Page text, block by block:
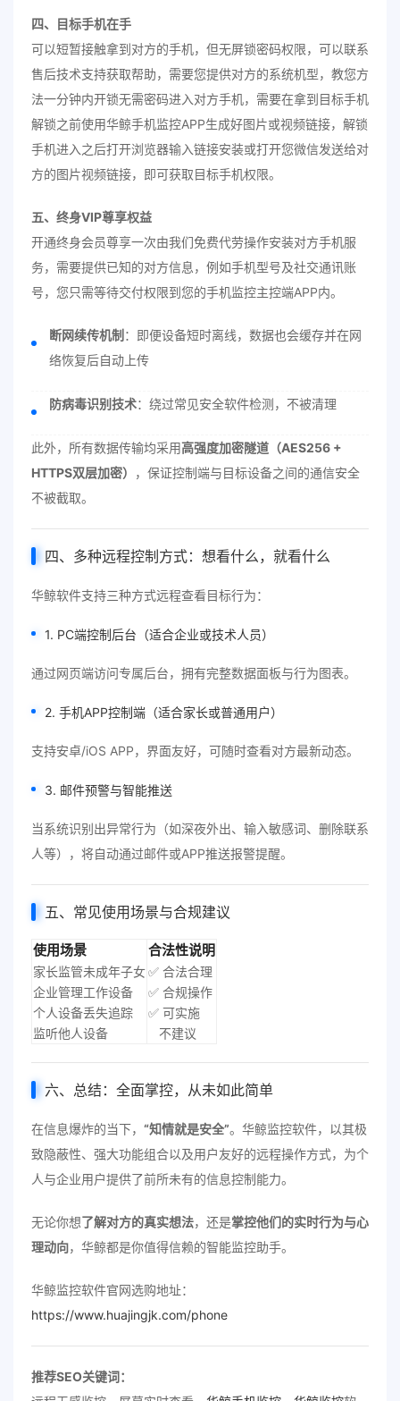
四、目标手机在手
可以短暂接触拿到对方的手机，但无屏锁密码权限，可以联系
售后技术支持获取帮助，需要您提供对方的系统机型，教您方
法一分钟内开锁无需密码进入对方手机，需要在拿到目标手机
解锁之前使用华鲸手机监控APP生成好图片或视频链接，解锁
手机进入之后打开浏览器输入链接安装或打开您微信发送给对
方的图片视频链接，即可获取目标手机权限。
五、终身VIP尊享权益
开通终身会员尊享一次由我们免费代劳操作安装对方手机服
务，需要提供已知的对方信息，例如手机型号及社交通讯账
号，您只需等待交付权限到您的手机监控主控端APP内。
断网续传机制 ：即便设备短时离线，数据也会缓存并在网
络恢复后自动上传
防病毒识别技术：绕过常见安全软件检测，不被清理
此外，所有数据传输均采用高强度加密隧道（AES256 +
HTTPS双层加密）
，保证控制端与目标设备之间的通信安全
不被截取。
四、多种远程控制方式：想看什么，就看什么
华鲸软件支持三种方式远程查看目标行为：
1. PC端控制后台（适合企业或技术人员）
通过网页端访问专属后台，拥有完整数据面板与行为图表。
2. 手机APP控制端（适合家长或普通用户）
支持安卓/iOS APP，界面友好，可随时查看对方最新动态。
3. 邮件预警与智能推送
当系统识别出异常行为（如深夜外出、输入敏感词、删除联系
人等），将自动通过邮件或APP推送报警提醒。
五、常见使用场景与合规建议
使用场景 合法性说明
家长监管未成年子女✅ 合法合理
企业管理工作设备
✅ 合规操作
个人设备丢失追踪
✅ 可实施
监听他人设备
不建议
六、总结：全面掌控，从未如此简单
在信息爆炸的当下， “知情就是安全”。华鲸监控软件，以其极
致隐蔽性、强大功能组合以及用户友好的远程操作方式，为个
人与企业用户提供了前所未有的信息控制能力。
无论你想了解对方的真实想法，还是掌控他们的实时行为与心
理动向，华鲸都是你值得信赖的智能监控助手。
华鲸监控软件官网选购地址：
https://www.huajingjk.com/phone
推荐SEO关键词：